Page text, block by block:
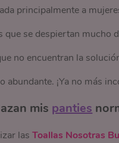
principalmente a
que se despiertan mucho
no encuentran la
abundante. ¡Ya no más
mis panties
lasToallas Nosotras